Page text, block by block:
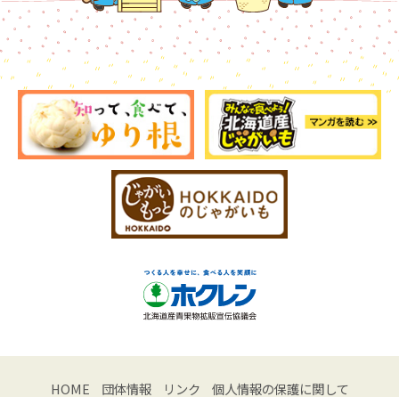
HOME 団体情報 リンク 個人情報の保護に関して